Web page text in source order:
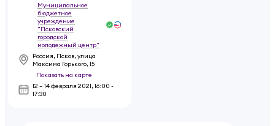
Муниципальное
бюджетное
учреждение
"Псковский
городской
молодежный центр"
Россия, Псков, улица
Максима Горького, 15
Показать на карте
12 – 14 февраля 2021,16:00 -
17:30